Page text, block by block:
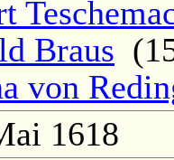
Braus
von
1618